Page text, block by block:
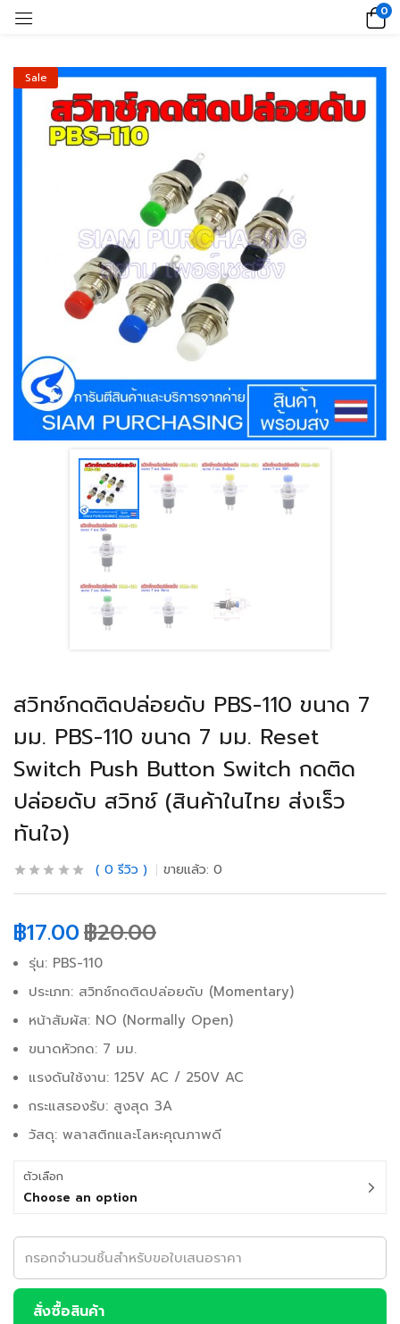
0
Sale
สวิทช์กดติดปล่อยดับ PBS-110 ขนาด 7
มม. PBS-110 ขนาด 7 มม. Reset
Switch Push Button Switch กดติด
ปล่อยดับ สวิทช์ (สินค้าในไทย ส่งเร็ว
ทันใจ)
0 รีวิว ขายแล้ว: 0
฿17.00฿20.00
รุ่น: PBS-110
ประเภท: สวิทช์กดติดปล่อยดับ (Momentary)
หน้าสัมผัส: NO (Normally Open)
ขนาดหัวกด: 7 มม.
แรงดันใช้งาน: 125V AC / 250V AC
กระแสรองรับ: สูงสุด 3A
วัสดุ: พลาสติกและโลหะคุณภาพดี
ตัวเลือก
Choose an option
สั่งซื้อสินค้า